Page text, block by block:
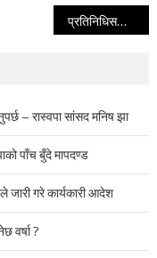
प्रतिनिधिसभाको शून्य समय: बाढी जोखिम, दलित हत्या र सुकुम्वासी विस्थापनबारे सांसदहरूको चिन्ता
– रास्वपा सांसद मनिष झा
पाँच बुँदे मापदण्ड
जारी गरे कार्यकारी आदेश
वर्षा ?